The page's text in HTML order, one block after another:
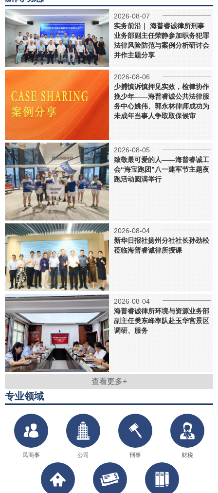
2026-08-07
实务前沿｜ 海普睿诚律所刑事
业务部副主任荣静参加职务犯罪
法律风险防范与案例分析研讨会
并作主题分享
2026-08-06
少捕慎诉慎押见实效，检律协作
挽少年——海普睿诚公共法律服
务中心姚伟、郭永林律师成功为
未成年当事人争取取保候审
2026-08-05
致敬最可爱的人——海普睿诚工
会“海宝跑团”八一建军节主题夜
跑活动圆满举行
2026-08-04
新华日报社扬州分社社长孙劲松
莅临海普睿诚律所授课
2026-08-04
海普睿诚律所环境与资源业务部
副主任樊东峰率队赴玉华宫景区
调研、服务
查看更多+
专业领域
民商事 公司 刑事 财税